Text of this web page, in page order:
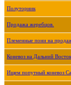
Полуторник
Продажа жеребцов.
Племенные пони на
Коневоз на Дальний
Ищем попутный коневоз